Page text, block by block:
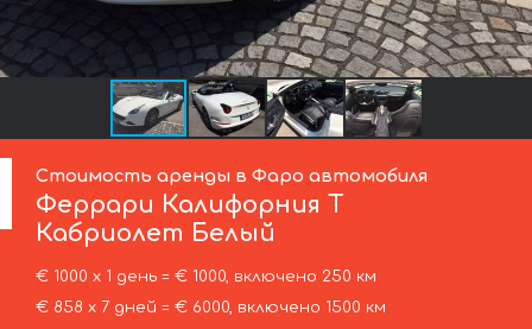
Стоимость аренды в Фаро автомобиля
Феррари Калифорния Т
Кабриолет Белый
€ 1000 х 1 день = € 1000, включено 250 км
€ 858 х 7 дней = € 6000, включено 1500 км